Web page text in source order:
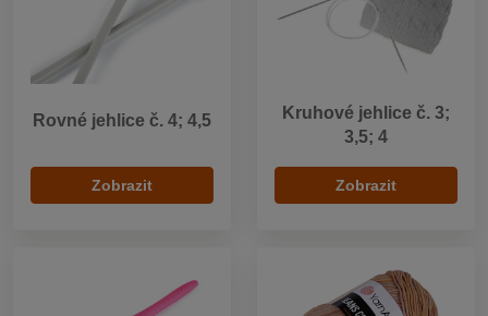
Rovné jehlice č. 4; 4,5
Zobrazit
Kruhové jehlice č. 3;
3,5; 4
Zobrazit